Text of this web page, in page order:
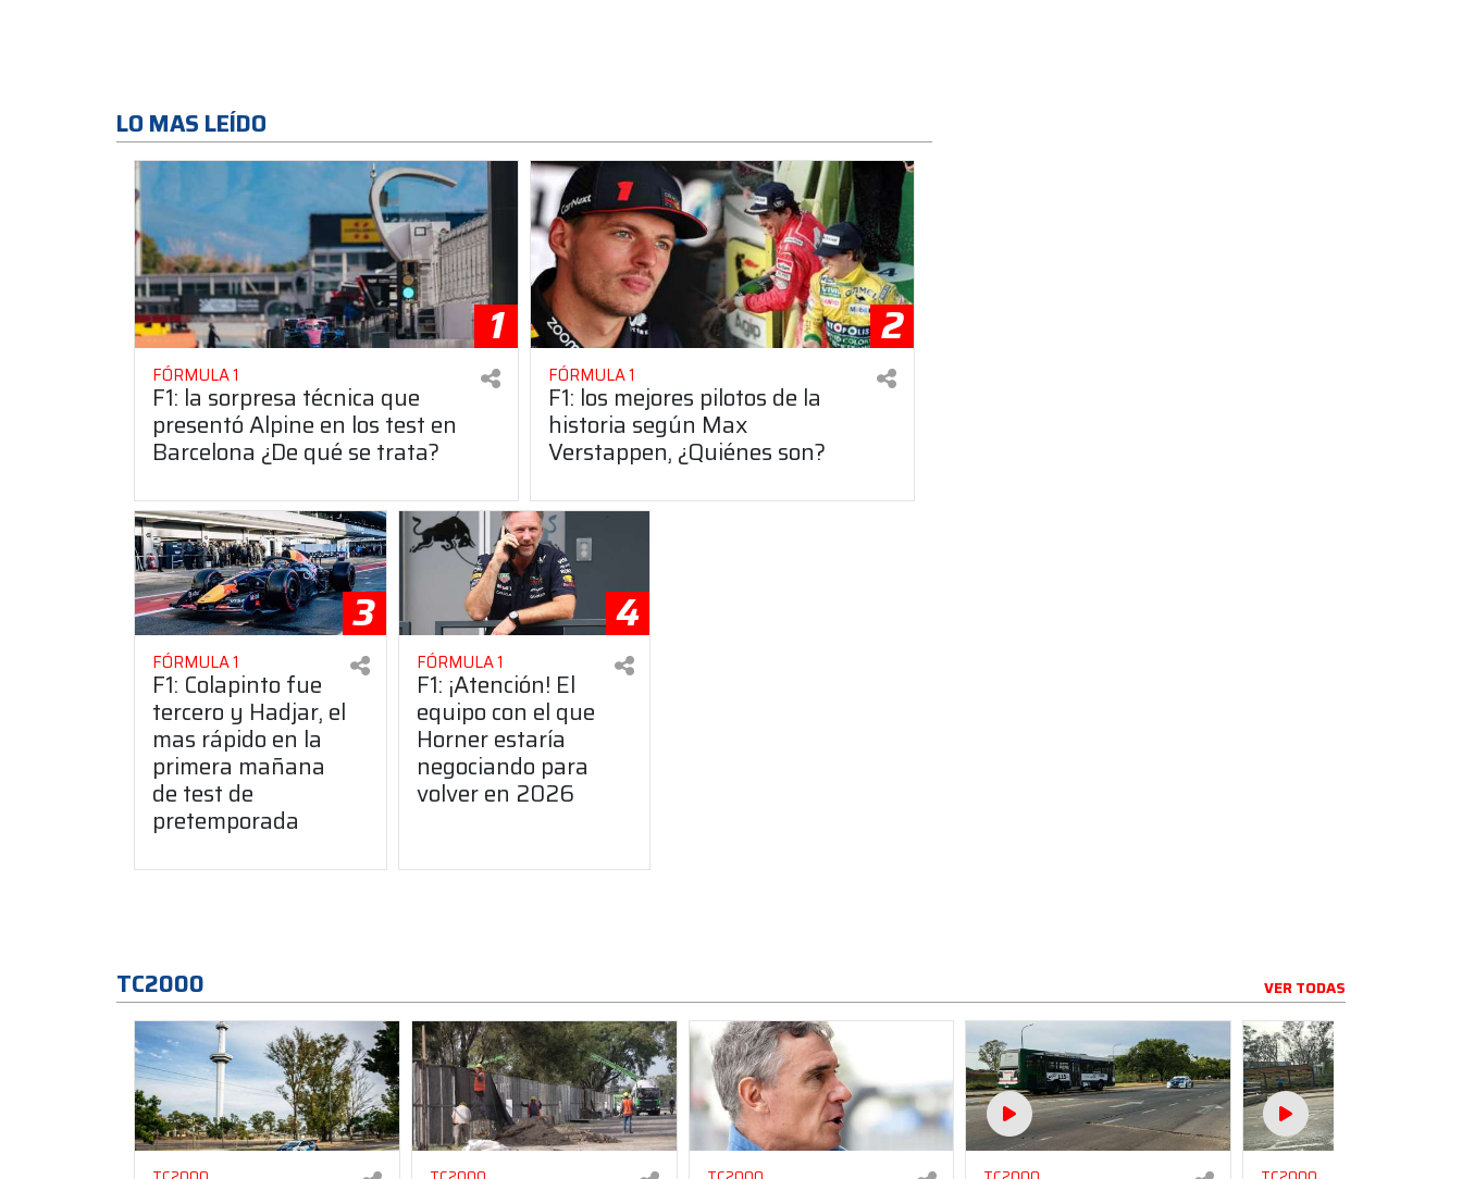
LO MAS LEÍDO
1
FÓRMULA 1
F1: la sorpresa técnica que
presentó Alpine en los test en
Barcelona ¿De qué se trata?
2
FÓRMULA 1
F1: los mejores pilotos de la
historia según Max
Verstappen, ¿Quiénes son?
3
FÓRMULA 1
F1: Colapinto fue
tercero y Hadjar, el
mas rápido en la
primera mañana
de test de
pretemporada
4
FÓRMULA 1
F1: ¡Atención! El
equipo con el que
Horner estaría
negociando para
volver en 2026
TC2000 VER TODAS